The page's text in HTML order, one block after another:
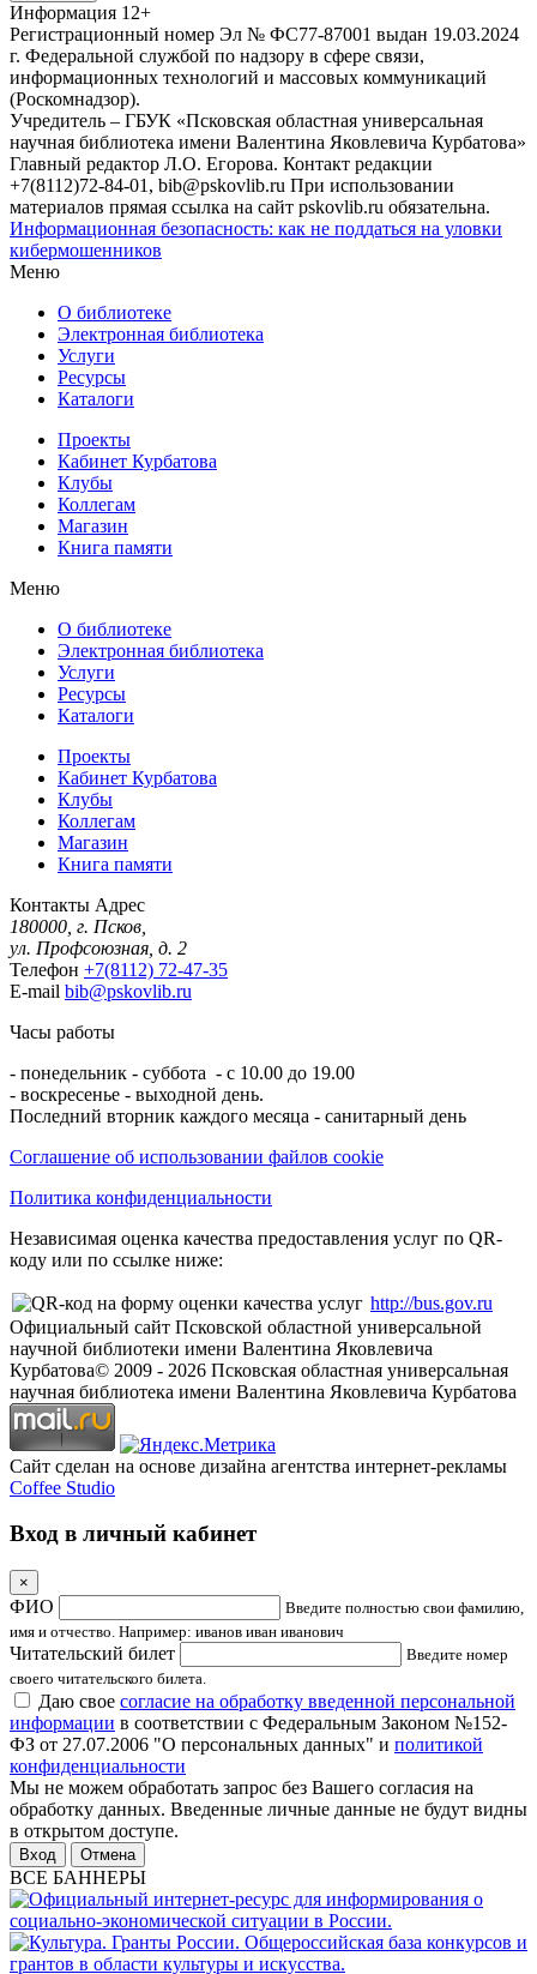
Информация 12+
Регистрационный номер Эл № ФС77-87001 выдан 19.03.2024
г. Федеральной службой по надзору в сфере связи,
информационных технологий и массовых коммуникаций
(Роскомнадзор).
Учредитель – ГБУК «Псковская областная универсальная
научная библиотека имени Валентина Яковлевича Курбатова»
Главный редактор Л.О. Егорова. Контакт редакции
+7(8112)72-84-01, bib@pskovlib.ru При использовании
материалов прямая ссылка на сайт pskovlib.ru обязательна.
Информационная безопасность: как не поддаться на уловки
кибермошенников
Меню
О библиотеке
Электронная библиотека
Услуги
Ресурсы
Каталоги
Проекты
Кабинет Курбатова
Клубы
Коллегам
Магазин
Книга памяти
Меню
О библиотеке
Электронная библиотека
Услуги
Ресурсы
Каталоги
Проекты
Кабинет Курбатова
Клубы
Коллегам
Магазин
Книга памяти
Контакты Адрес
180000, г. Псков,
ул. Профсоюзная, д. 2
Телефон +7(8112) 72-47-35
E-mail bib@pskovlib.ru
Часы работы
- понедельник - суббота - с 10.00 до 19.00
- воскресенье - выходной день.
Последний вторник каждого месяца - санитарный день
Соглашение об использовании файлов cookie
Политика конфиденциальности
Независимая оценка качества предоставления услуг по QR-
коду или по ссылке ниже:
http://bus.gov.ru
Официальный сайт Псковской областной универсальной
научной библиотеки имени Валентина Яковлевича
Курбатова© 2009 - 2026 Псковская областная универсальная
научная библиотека имени Валентина Яковлевича Курбатова
Сайт сделан на основе дизайна агентства интернет-рекламы
Coffee Studio
Вход в личный кабинет
×
ФИО
Введите полностью свои фамилию,
имя и отчество. Например: иванов иван иванович
Читательский билет
Введите номер
своего читательского билета.
Даю свое согласие на обработку введенной персональной
информации в соответствии с Федеральным Законом №152-
ФЗ от 27.07.2006 "О персональных данных" и политикой
конфиденциальности
Мы не можем обработать запрос без Вашего согласия на
обработку данных. Введенные личные данные не будут видны
в открытом доступе.
Отмена
ВСЕ БАННЕРЫ